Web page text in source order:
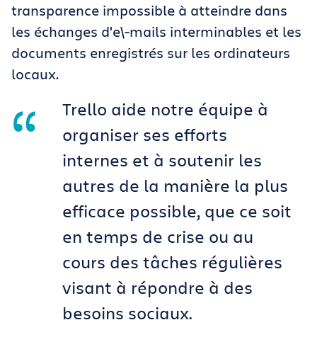
transparence impossible à atteindre dans
les échanges d'e\-mails interminables et les
documents enregistrés sur les ordinateurs
locaux.
Trello aide notre équipe à
organiser ses efforts
internes et à soutenir les
autres de la manière la plus
efficace possible, que ce soit
en temps de crise ou au
cours des tâches régulières
visant à répondre à des
besoins sociaux.